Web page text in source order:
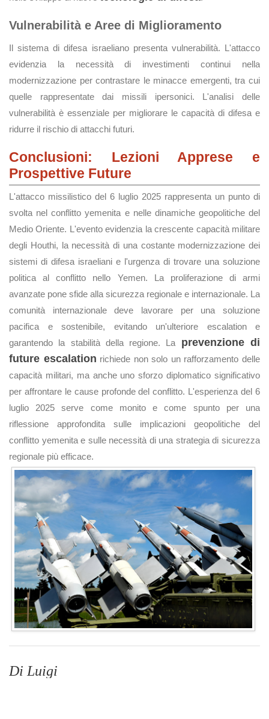
Vulnerabilità e Aree di Miglioramento
Il sistema di difesa israeliano presenta vulnerabilità. L'attacco
evidenzia la necessità di investimenti continui nella
modernizzazione per contrastare le minacce emergenti, tra cui
quelle rappresentate dai missili ipersonici. L'analisi delle
vulnerabilità è essenziale per migliorare le capacità di difesa e
ridurre il rischio di attacchi futuri.
Conclusioni: Lezioni Apprese e
Prospettive Future
L'attacco missilistico del 6 luglio 2025 rappresenta un punto di
svolta nel conflitto yemenita e nelle dinamiche geopolitiche del
Medio Oriente. L'evento evidenzia la crescente capacità militare
degli Houthi, la necessità di una costante modernizzazione dei
sistemi di difesa israeliani e l'urgenza di trovare una soluzione
politica al conflitto nello Yemen. La proliferazione di armi
avanzate pone sfide alla sicurezza regionale e internazionale. La
comunità internazionale deve lavorare per una soluzione
pacifica e sostenibile, evitando un'ulteriore escalation e
garantendo la stabilità della regione. La prevenzione di
future escalation richiede non solo un rafforzamento delle
capacità militari, ma anche uno sforzo diplomatico significativo
per affrontare le cause profonde del conflitto. L'esperienza del 6
luglio 2025 serve come monito e come spunto per una
riflessione approfondita sulle implicazioni geopolitiche del
conflitto yemenita e sulle necessità di una strategia di sicurezza
regionale più efficace.
Di Luigi